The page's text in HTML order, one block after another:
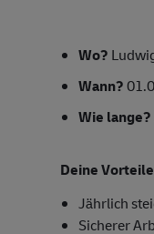
Wo?
Wann?
Wie lange?
Deine
Jährlich
Sicherer